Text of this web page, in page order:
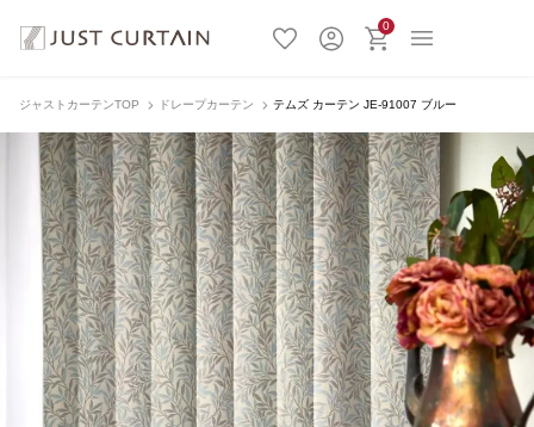
0
ジャストカーテンTOP ドレープカーテン テムズ カーテン JE-91007 ブルー